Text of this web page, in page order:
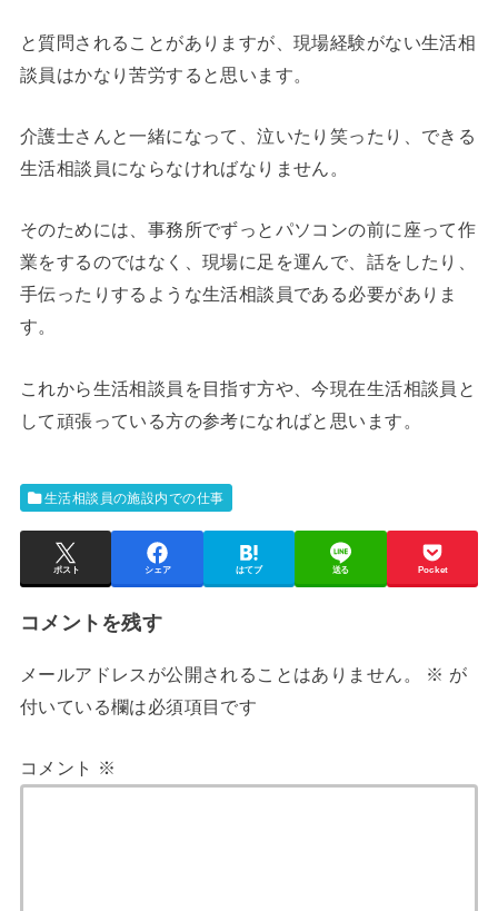
と質問されることがありますが、現場経験がない生活相
談員はかなり苦労すると思います。
介護士さんと一緒になって、泣いたり笑ったり、できる
生活相談員にならなければなりません。
そのためには、事務所でずっとパソコンの前に座って作
業をするのではなく、現場に足を運んで、話をしたり、
手伝ったりするような生活相談員である必要がありま
す。
これから生活相談員を目指す方や、今現在生活相談員と
して頑張っている方の参考になればと思います。
生活相談員の施設内での仕事
ポスト シェア はてブ 送る Pocket
コメントを残す
メールアドレスが公開されることはありません。 ※ が
付いている欄は必須項目です
コメント ※